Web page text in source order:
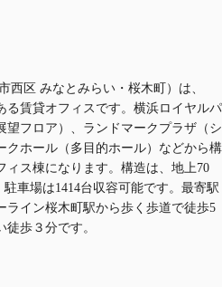
西区 みなとみらい・桜木町）は、
る賃貸オフィスです。横浜ロイヤルパ
望フロア）、ランドマークプラザ（シ
クホール（多目的ホール）などから構
ィス棟になります。構造は、地上70
車場は1414台収容可能です。最寄駅
ライン桜木町駅から歩く歩道で徒歩5
歩３分です。